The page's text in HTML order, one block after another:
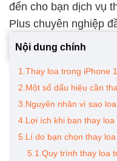
đến cho bạn dịch vụ
Plus chuyên nghiệp
Nội dung chính
1.Thay loa trong iPhone
2.Một số dấu hiệu cần
3.Nguyên nhân vì sao
4.Lợi ích khi bạn thay
5.Lí do bạn chọn thay
5.1.Quy trình thay loa